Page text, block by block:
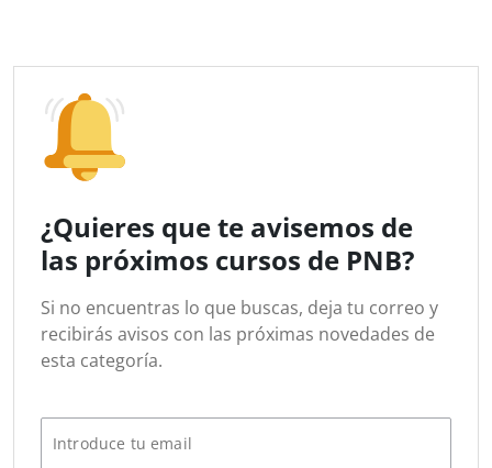
¿Quieres que te avisemos de
las próximos cursos de PNB?
Si no encuentras lo que buscas, deja tu correo y
recibirás avisos con las próximas novedades de
esta categoría.